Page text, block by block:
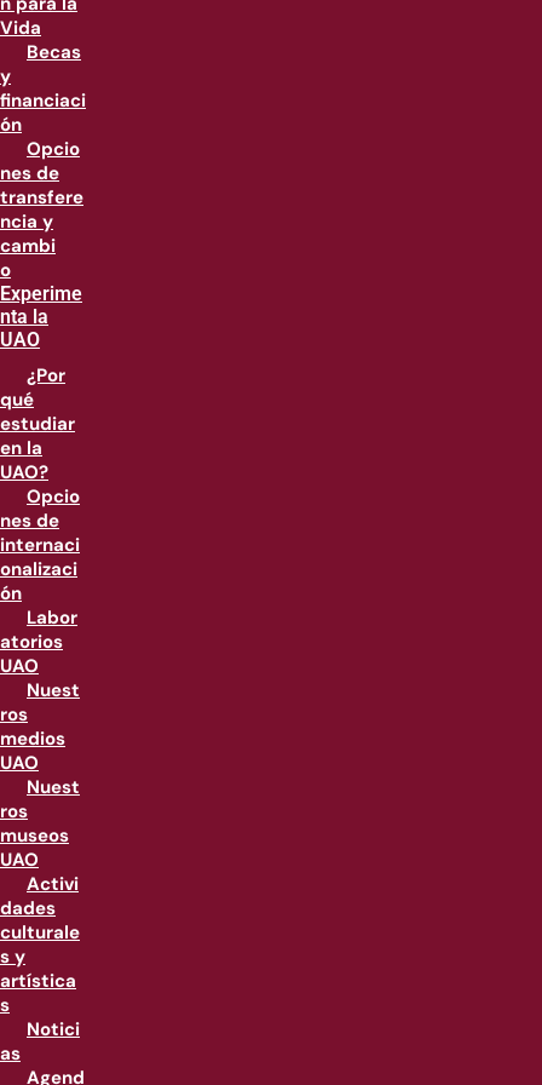
Vida
Becas
y
financiaci
ón
Opcio
nes de
transfere
ncia y
cambi
o
Experime
nta la
UAO
¿Por
qué
estudiar
en la
UAO?
Opcio
nes de
internaci
onalizaci
ón
Labor
atorios
UAO
Nuest
ros
medios
UAO
Nuest
ros
museos
UAO
Activi
dades
culturale
s y
artística
s
Notici
as
Agend